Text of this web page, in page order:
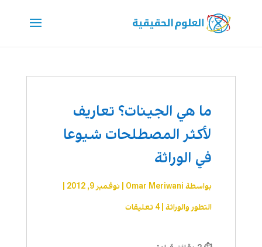
ما هي الجينات؟ تعاريف
لأكثر المصطلحات شيوعا
في الوراثة
بواسطة Omar Meriwani نوفمبر 9, 2012
التطور والوراثة| 4 تعليقات